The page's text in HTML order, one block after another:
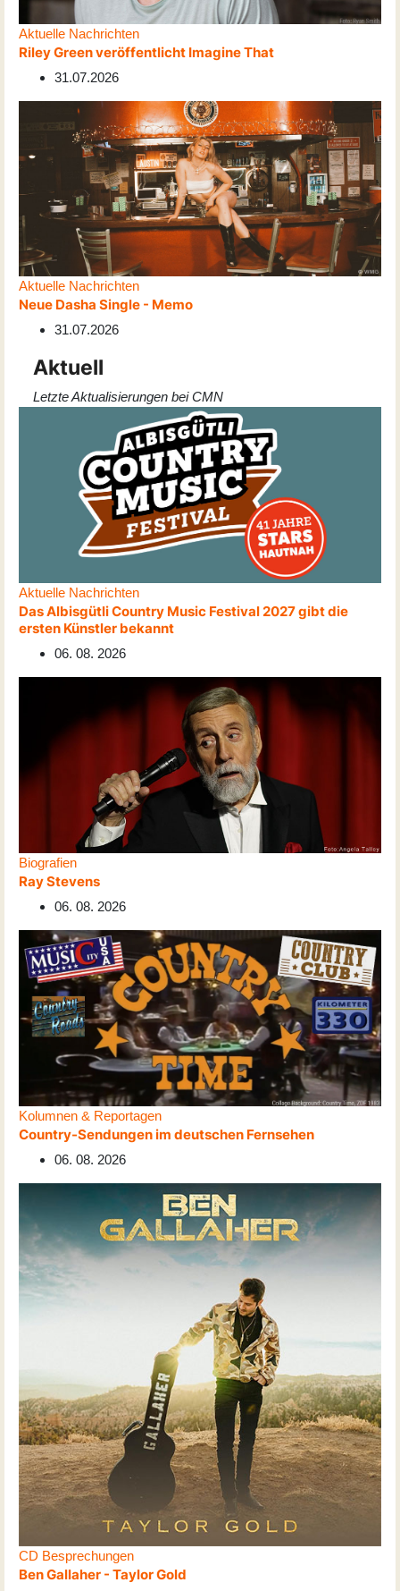
Aktuelle Nachrichten
Riley Green veröffentlicht Imagine That
31.07.2026
Aktuelle Nachrichten
Neue Dasha Single - Memo
31.07.2026
Aktuell
Letzte Aktualisierungen bei CMN
Aktuelle Nachrichten
Das Albisgütli Country Music Festival 2027 gibt die
ersten Künstler bekannt
06. 08. 2026
Biografien
Ray Stevens
06. 08. 2026
Kolumnen & Reportagen
Country-Sendungen im deutschen Fernsehen
06. 08. 2026
CD Besprechungen
Ben Gallaher - Taylor Gold